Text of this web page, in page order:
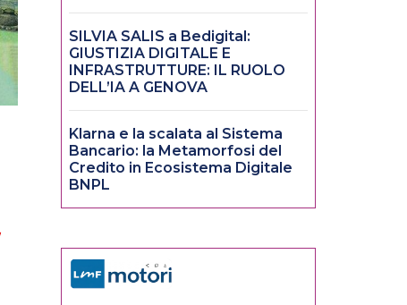
SILVIA SALIS a Bedigital:
GIUSTIZIA DIGITALE E
INFRASTRUTTURE: IL RUOLO
DELL’IA A GENOVA
Klarna e la scalata al Sistema
Bancario: la Metamorfosi del
Credito in Ecosistema Digitale
BNPL